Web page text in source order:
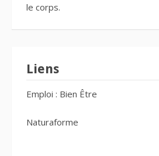
le corps.
Liens
Emploi : Bien Être
Naturaforme